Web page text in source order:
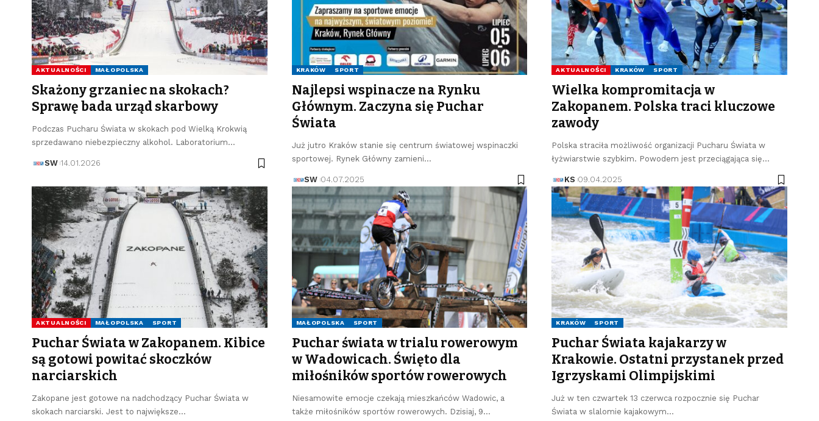
AKTUALNOŚCI MAŁOPOLSKA
Skażony grzaniec na skokach?
Sprawę bada urząd skarbowy
Podczas Pucharu Świata w skokach pod Wielką Krokwią
sprzedawano niebezpieczny alkohol. Laboratorium…
SW 14.01.2026
KRAKÓW SPORT
Najlepsi wspinacze na Rynku
Głównym. Zaczyna się Puchar
Świata
Już jutro Kraków stanie się centrum światowej wspinaczki
sportowej. Rynek Główny zamieni…
SW 04.07.2025
AKTUALNOŚCI KRAKÓW SPORT
Wielka kompromitacja w
Zakopanem. Polska traci kluczowe
zawody
Polska straciła możliwość organizacji Pucharu Świata w
łyżwiarstwie szybkim. Powodem jest przeciągająca się…
KS 09.04.2025
AKTUALNOŚCI MAŁOPOLSKA SPORT
Puchar Świata w Zakopanem. Kibice
są gotowi powitać skoczków
narciarskich
Zakopane jest gotowe na nadchodzący Puchar Świata w
skokach narciarski. Jest to największe…
MAŁOPOLSKA SPORT
Puchar świata w trialu rowerowym
w Wadowicach. Święto dla
miłośników sportów rowerowych
Niesamowite emocje czekają mieszkańców Wadowic, a
także miłośników sportów rowerowych. Dzisiaj, 9…
KRAKÓW SPORT
Puchar Świata kajakarzy w
Krakowie. Ostatni przystanek przed
Igrzyskami Olimpijskimi
Już w ten czwartek 13 czerwca rozpocznie się Puchar
Świata w slalomie kajakowym…